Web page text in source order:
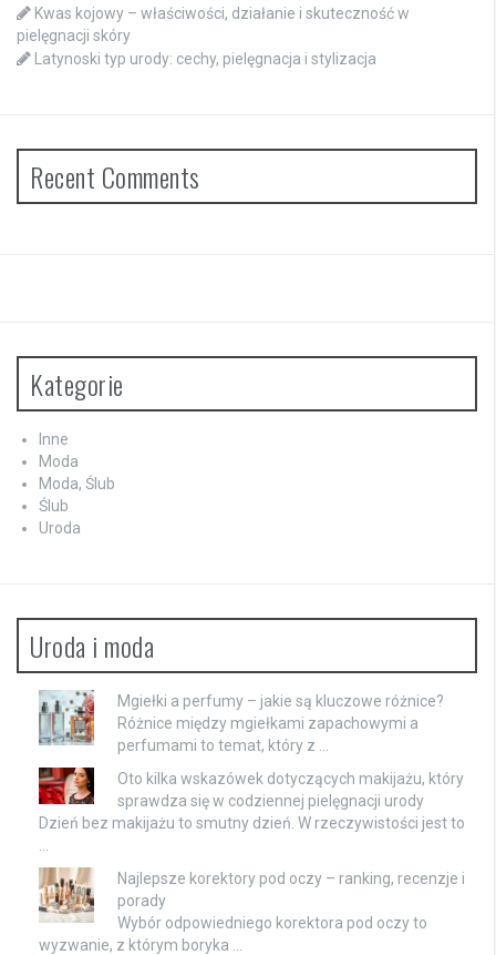
Kwas kojowy – właściwości, działanie i skuteczność w
pielęgnacji skóry
Latynoski typ urody: cechy, pielęgnacja i stylizacja
Recent Comments
Kategorie
Inne
Moda
Moda, Ślub
Ślub
Uroda
Uroda i moda
Mgiełki a perfumy – jakie są kluczowe różnice?
Różnice między mgiełkami zapachowymi a
perfumami to temat, który z …
Oto kilka wskazówek dotyczących makijażu, który
sprawdza się w codziennej pielęgnacji urody
Dzień bez makijażu to smutny dzień. W rzeczywistości jest to
Najlepsze korektory pod oczy – ranking, recenzje i
porady
Wybór odpowiedniego korektora pod oczy to
wyzwanie, z którym boryka …